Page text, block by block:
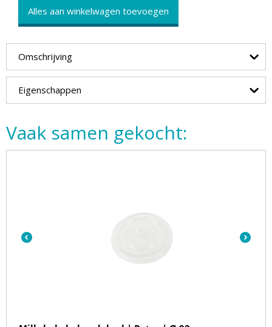
Alles aan winkelwagen toevoegen
Omschrijving
Eigenschappen
Vaak samen gekocht: